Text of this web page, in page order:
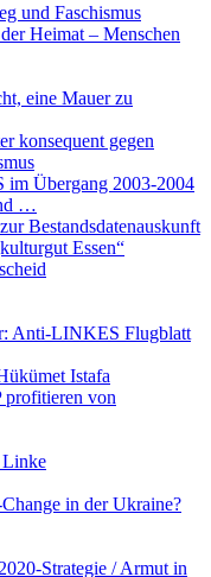
und Faschismus
Heimat – Menschen
eine Mauer zu
konsequent gegen
im Übergang 2003-2004
…
Bestandsdatenauskunft
Essen“
Anti-LINKES Flugblatt
Istafa
profitieren von
Linke
in der Ukraine?
Strategie / Armut in